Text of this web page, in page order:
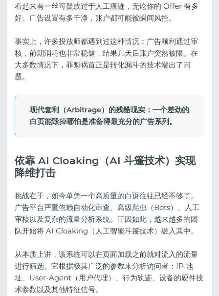
看起来有一丝可疑或过于人工痕迹，无论你的 Offer 有多
好、广告设置有多干净，账户都可能被瞬间风控。
事实上，许多投放师都遇到过这种情况：广告顺利通过审
核，前期消耗也非常稳健，结果几天后账户突然被限。在
大多数情况下，罪魁祸首正是转化漏斗的技术端出了问
题。
现代套利（Arbitrage）的残酷现实：一个差劲的
白页能毁掉哪怕是准备得最充分的广告系列。
依靠 AI Cloaking（AI 斗篷技术）实现
降维打击
挑战在于，如今单凭一个高质量的白页往往已经不够了。
广告平台严重依赖自动化审查、高级爬虫（Bots）、人工
审核以及复杂的流量分析系统。正因如此，越来越多的团
队开始将 AI Cloaking（人工智能斗篷技术）融入其中。
从本质上讲，该系统可以在页面加载之前就对流入的流量
进行筛选。它根据极其广泛的参数来分析访问者：IP 地
址、User-Agent（用户代理）、行为轨迹、设备的硬件技
术参数以及其他特征信号。